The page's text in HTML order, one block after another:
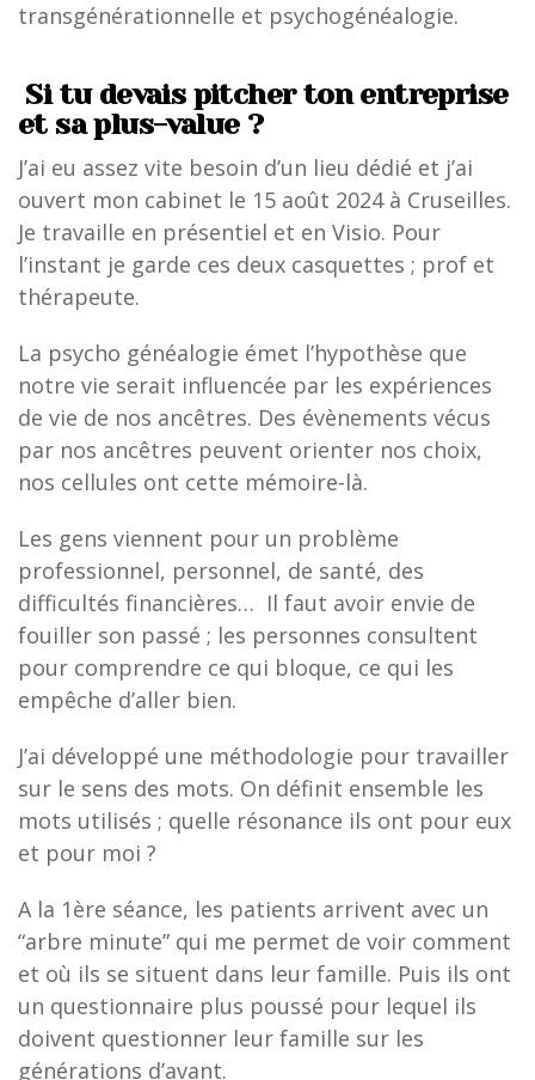
transgénérationnelle et psychogénéalogie.
Si tu devais pitcher ton entreprise
et sa plus-value ?
J’ai eu assez vite besoin d’un lieu dédié et j’ai
ouvert mon cabinet le 15 août 2024 à Cruseilles.
Je travaille en présentiel et en Visio. Pour
l’instant je garde ces deux casquettes ; prof et
thérapeute.
La psycho généalogie émet l’hypothèse que
notre vie serait influencée par les expériences
de vie de nos ancêtres. Des évènements vécus
par nos ancêtres peuvent orienter nos choix,
nos cellules ont cette mémoire-là.
Les gens viennent pour un problème
professionnel, personnel, de santé, des
difficultés financières… Il faut avoir envie de
fouiller son passé ; les personnes consultent
pour comprendre ce qui bloque, ce qui les
empêche d’aller bien.
J’ai développé une méthodologie pour travailler
sur le sens des mots. On définit ensemble les
mots utilisés ; quelle résonance ils ont pour eux
et pour moi ?
A la 1ère séance, les patients arrivent avec un
“arbre minute” qui me permet de voir comment
et où ils se situent dans leur famille. Puis ils ont
un questionnaire plus poussé pour lequel ils
doivent questionner leur famille sur les
générations d’avant.